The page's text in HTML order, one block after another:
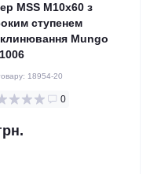
MSS M10x60 з
ступенем
Mungo
18954-20
0